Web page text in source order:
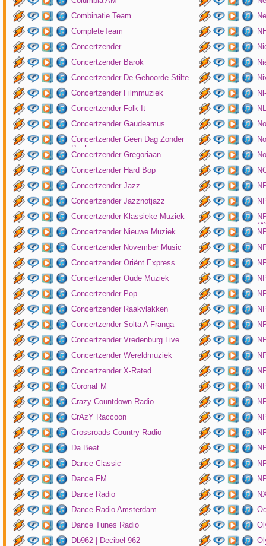
Combinatie Team
CompleteTeam
Concertzender
Concertzender Barok
Concertzender De Gehoorde Stilte
Concertzender Filmmuziek
Concertzender Folk It
Concertzender Gaudeamus
Concertzender Geen Dag Zonder
Bach
Concertzender Gregoriaan
Concertzender Hard Bop
Concertzender Jazz
Concertzender Jazznotjazz
Concertzender Klassieke Muziek
Concertzender Nieuwe Muziek
Concertzender November Music
Concertzender Oriënt Express
Concertzender Oude Muziek
Concertzender Pop
Concertzender Raakvlakken
Concertzender Solta A Franga
Concertzender Vredenburg Live
Concertzender Wereldmuziek
Concertzender X-Rated
CoronaFM
Crazy Countdown Radio
CrAzY Raccoon
Crossroads Country Radio
Da Beat
Dance Classic
Dance FM
Dance Radio
Dance Radio Amsterdam
Dance Tunes Radio
Db962 | Decibel 962